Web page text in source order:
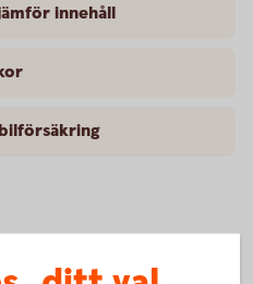
innehåll
att försäkra